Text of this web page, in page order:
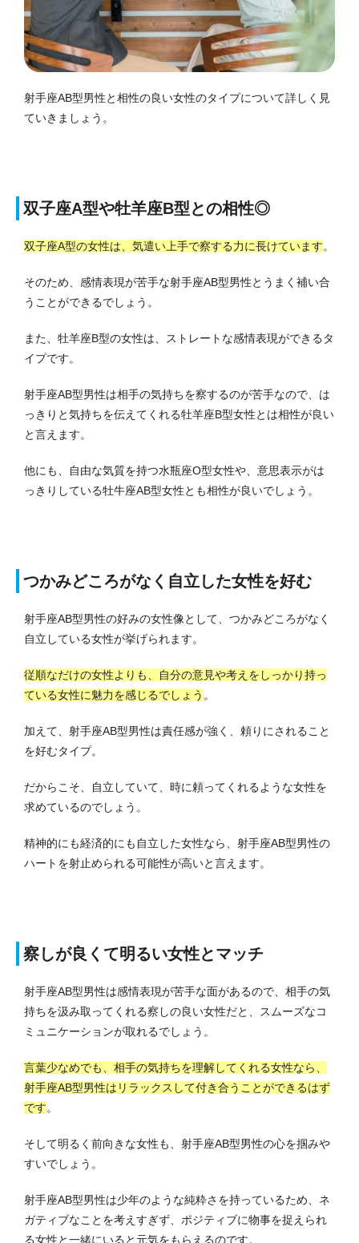
射手座AB型男性と相性の良い女性のタイプについて詳しく見
ていきましょう。
双子座A型や牡羊座B型との相性◎
双子座A型の女性は、気遣い上手で察する力に長けています。
そのため、感情表現が苦手な射手座AB型男性とうまく補い合
うことができるでしょう。
また、牡羊座B型の女性は、ストレートな感情表現ができるタ
イプです。
射手座AB型男性は相手の気持ちを察するのが苦手なので、は
っきりと気持ちを伝えてくれる牡羊座B型女性とは相性が良い
と言えます。
他にも、自由な気質を持つ水瓶座O型女性や、意思表示がは
っきりしている牡牛座AB型女性とも相性が良いでしょう。
つかみどころがなく自立した女性を好む
射手座AB型男性の好みの女性像として、つかみどころがなく
自立している女性が挙げられます。
従順なだけの女性よりも、自分の意見や考えをしっかり持っ
ている女性に魅力を感じるでしょう 。
加えて、射手座AB型男性は責任感が強く、頼りにされること
を好むタイプ。
だからこそ、自立していて、時に頼ってくれるような女性を
求めているのでしょう。
精神的にも経済的にも自立した女性なら、射手座AB型男性の
ハートを射止められる可能性が高いと言えます。
察しが良くて明るい女性とマッチ
射手座AB型男性は感情表現が苦手な面があるので、相手の気
持ちを汲み取ってくれる察しの良い女性だと、スムーズなコ
ミュニケーションが取れるでしょう。
言葉少なめでも、相手の気持ちを理解してくれる女性なら、
射手座AB型男性はリラックスして付き合うことができるはず
です。
そして明るく前向きな女性も、射手座AB型男性の心を掴みや
すいでしょう。
射手座AB型男性は少年のような純粋さを持っているため、ネ
ガティブなことを考えすぎず、ポジティブに物事を捉えられ
る女性と一緒にいると元気をもらえるのです。